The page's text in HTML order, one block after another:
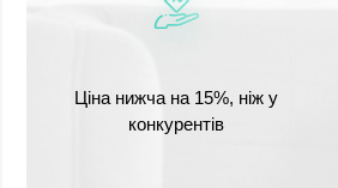
Ціна нижча на 15%, ніж у
конкурентів